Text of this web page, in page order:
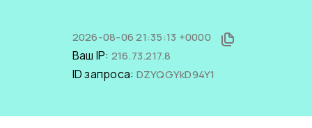
2026-08-06 21:35:13 +0000
Ваш IP: 216.73.217.8
ID запроса: DZYQGYkD94Y1